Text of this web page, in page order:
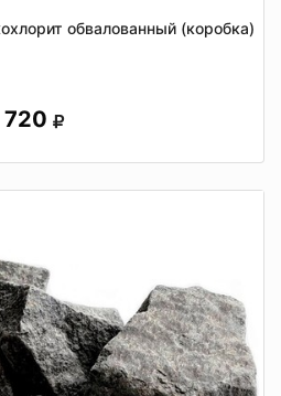
обвалованный (коробка)
720